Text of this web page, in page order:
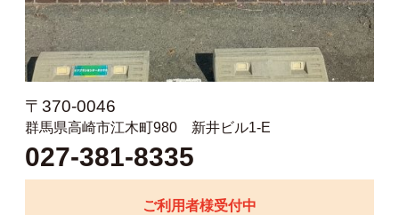
〒370-0046
群馬県高崎市江木町980 新井ビル1-E
027-381-8335
ご利用者様受付中